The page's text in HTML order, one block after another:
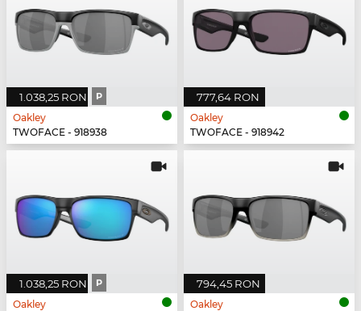
1.038,25 RON P
Oakley
TWOFACE - 918938
777,64 RON
Oakley
TWOFACE - 918942
1.038,25 RON P
Oakley
794,45 RON
Oakley